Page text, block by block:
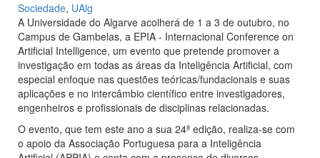
Sociedade, UAlg
A Universidade do Algarve acolherá de 1 a 3 de outubro, no
Campus de Gambelas, a EPIA - Internacional Conference on
Artificial Intelligence, um evento que pretende promover a
investigação em todas as áreas da Inteligência Artificial, com
especial enfoque nas questões teóricas/fundacionais e suas
aplicações e no intercâmbio científico entre investigadores,
engenheiros e profissionais de disciplinas relacionadas.
O evento, que tem este ano a sua 24ª edição, realiza-se com
o apoio da Associação Portuguesa para a Inteligência